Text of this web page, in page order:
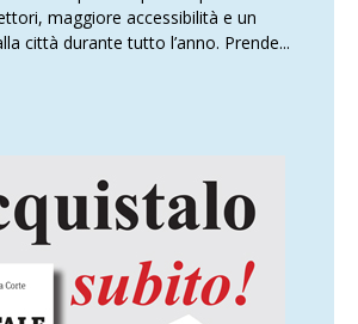
maggiore accessibilità e un
città durante tutto l’anno. Prende...